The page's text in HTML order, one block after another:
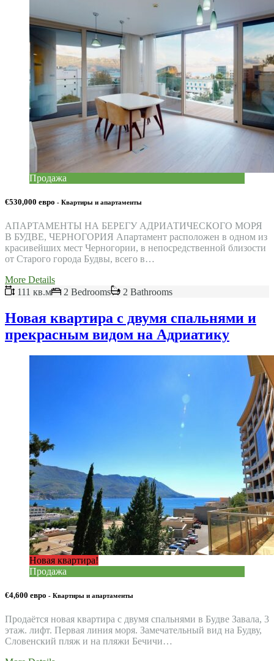
Продажа
€530,000 евро - Квартиры и апартаменты
АПАРТАМЕНТЫ НА БЕРЕГУ АДРИАТИЧЕСКОГО МОРЯ
В БУДВЕ, ЧЕРНОГОРИЯ Апартамент расположен в одном из
красивейших мест Черногории, в непосредственной близости
от Старого города Будвы, всего в…
More Details
111 кв.м
2 Bedrooms 2 Bathrooms
Новая квартира с двумя спальнями и
прекрасным видом на Адриатику
Новая квартира!
Продажа
€4,600 евро - Квартиры и апартаменты
Продаётся новая квартира с двумя спальнями в Будве Завала, 3
этаж. лифт. Первая линия моря. Замечательный вид на Будву,
Словенский пляж и на пляжи Бечичи…